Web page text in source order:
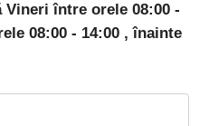
Vineri între orele 08:00 -
08:00 - 14:00 , înainte